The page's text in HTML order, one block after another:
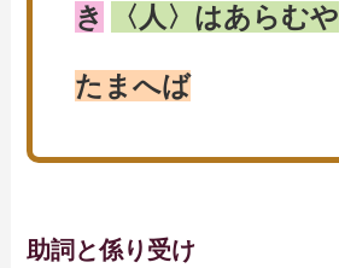
き 〈人〉はあらむや
たまへば
助詞と係り受け